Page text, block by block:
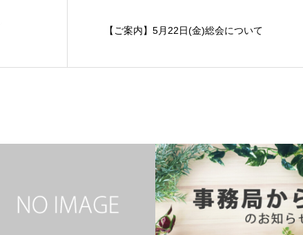
【ご案内】5月22日(金)総会について